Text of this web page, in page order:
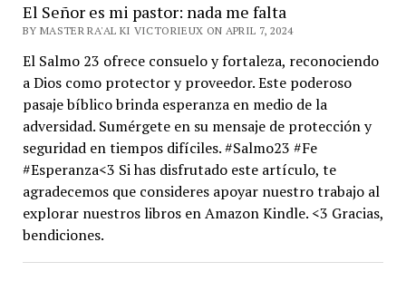
El Señor es mi pastor: nada me falta
BY MASTER RA'AL KI VICTORIEUX ON APRIL 7, 2024
El Salmo 23 ofrece consuelo y fortaleza, reconociendo
a Dios como protector y proveedor. Este poderoso
pasaje bíblico brinda esperanza en medio de la
adversidad. Sumérgete en su mensaje de protección y
seguridad en tiempos difíciles. #Salmo23 #Fe
#Esperanza<3 Si has disfrutado este artículo, te
agradecemos que consideres apoyar nuestro trabajo al
explorar nuestros libros en Amazon Kindle. <3 Gracias,
bendiciones.